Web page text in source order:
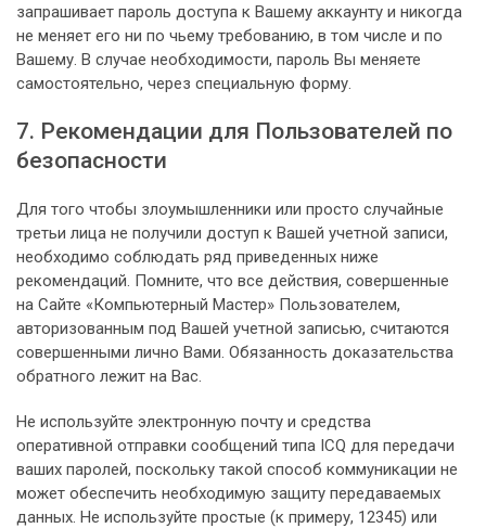
запрашивает пароль доступа к Вашему аккаунту и никогда
не меняет его ни по чьему требованию, в том числе и по
Вашему. В случае необходимости, пароль Вы меняете
самостоятельно, через специальную форму.
7. Рекомендации для Пользователей по
безопасности
Для того чтобы злоумышленники или просто случайные
третьи лица не получили доступ к Вашей учетной записи,
необходимо соблюдать ряд приведенных ниже
рекомендаций. Помните, что все действия, совершенные
на Сайте «Компьютерный Мастер» Пользователем,
авторизованным под Вашей учетной записью, считаются
совершенными лично Вами. Обязанность доказательства
обратного лежит на Вас.
Не используйте электронную почту и средства
оперативной отправки сообщений типа ICQ для передачи
ваших паролей, поскольку такой способ коммуникации не
может обеспечить необходимую защиту передаваемых
данных. Не используйте простые (к примеру, 12345) или